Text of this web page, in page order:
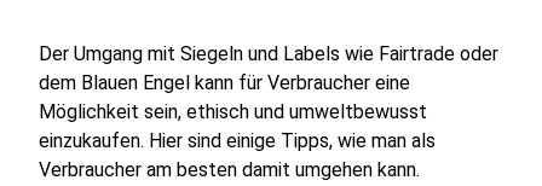
Der Umgang mit Siegeln und Labels wie Fairtrade oder
dem Blauen Engel kann für Verbraucher eine
Möglichkeit sein, ethisch und umweltbewusst
einzukaufen. Hier sind einige Tipps, wie man als
Verbraucher am besten damit umgehen kann.